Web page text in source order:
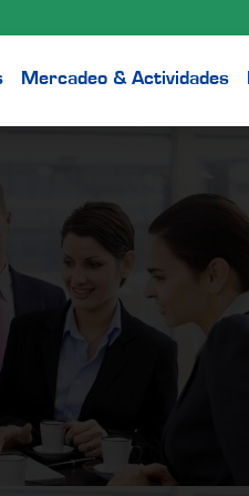
Mercadeo & Actividades